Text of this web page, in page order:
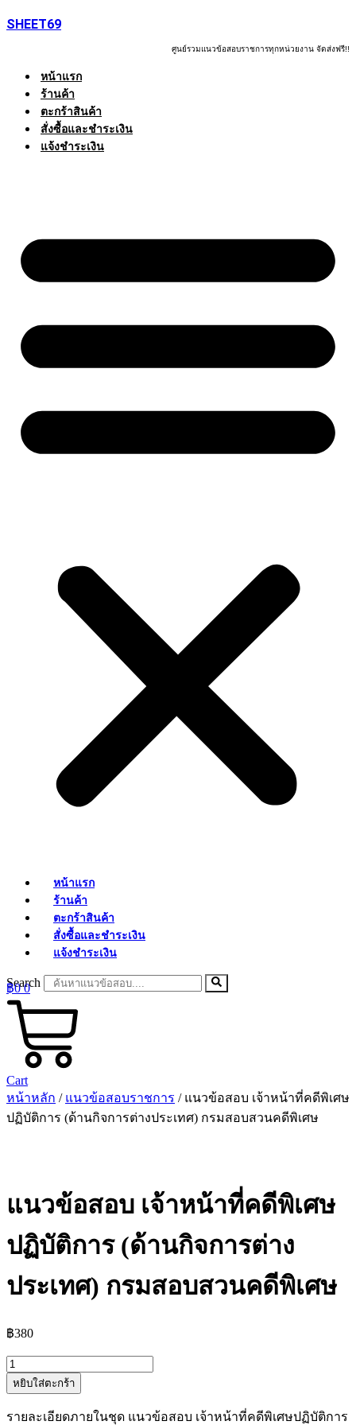
to
SHEET69
ศูนย์รวมแนวข้อสอบราชการทุกหน่วยงาน จัดส่งฟรี!!
หน้าแรก
ร้านค้า
ตะกร้าสินค้า
สั่งซื้อและชำระเงิน
แจ้งชำระเงิน
หน้าแรก
ร้านค้า
ตะกร้าสินค้า
สั่งซื้อและชำระเงิน
แจ้งชำระเงิน
Search
฿0 0
Cart
หน้าหลัก / แนวข้อสอบราชการ / แนวข้อสอบ เจ้าหน้าที่คดีพิเศษ
ปฏิบัติการ (ด้านกิจการต่างประเทศ) กรมสอบสวนคดีพิเศษ
แนวข้อสอบ เจ้าหน้าที่คดีพิเศษ
ปฏิบัติการ (ด้านกิจการต่าง
ประเทศ) กรมสอบสวนคดีพิเศษ
฿380
จำนวน
แนว
หยิบใส่ตะกร้า
รายละเอียดภายในชุด แนวข้อสอบ เจ้าหน้าที่คดีพิเศษปฏิบัติการ